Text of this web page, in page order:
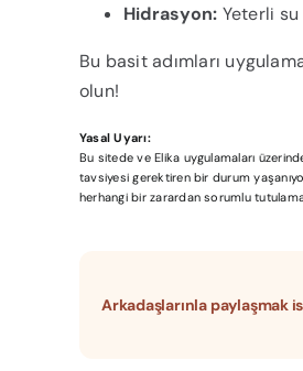
Hidrasyon: Yeterli
Bu basit adımları
olun!
Yasal Uyarı:
Bu sitede ve Elika uygulamaları
tavsiyesi gerektiren bir durum
herhangi bir zarardan sorumlu
Arkadaşlarınla paylaşmak